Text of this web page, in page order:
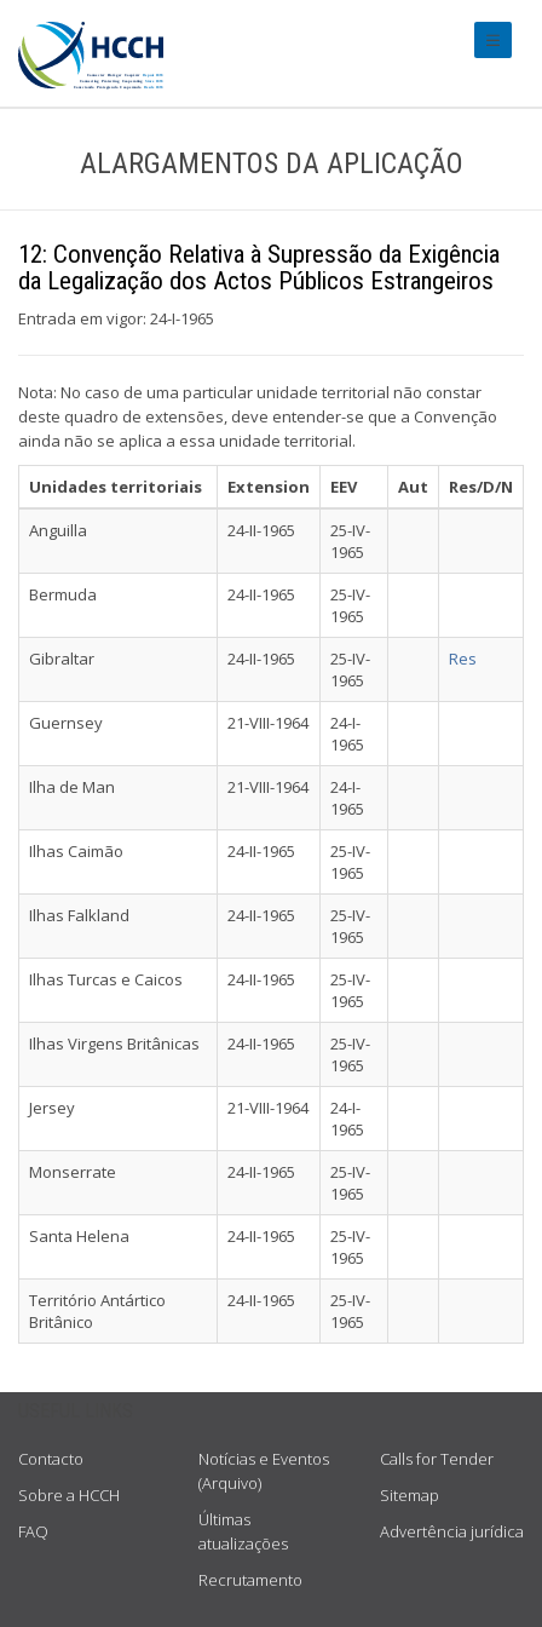
ALARGAMENTOS DA APLICAÇÃO
12: Convenção Relativa à Supressão da Exigência
da Legalização dos Actos Públicos Estrangeiros
Entrada em vigor: 24-I-1965
Nota: No caso de uma particular unidade territorial não constar
deste quadro de extensões, deve entender-se que a Convenção
ainda não se aplica a essa unidade territorial.
Unidades territoriais Extension EEV Aut
Res/D/N
Anguilla
24-II-1965
25-IV-
1965
Bermuda
24-II-1965
25-IV-
1965
Gibraltar
24-II-1965
25-IV-
1965
Res
Guernsey 21-VIII-1964
24-I-
1965
Ilha de Man
21-VIII-1964
24-I-
1965
Ilhas Caimão
24-II-1965
25-IV-
1965
Ilhas Falkland
24-II-1965
25-IV-
1965
Ilhas Turcas e Caicos
24-II-1965
25-IV-
1965
Ilhas Virgens Britânicas
24-II-1965
25-IV-
1965
Jersey
21-VIII-1964
24-I-
1965
Monserrate
24-II-1965
25-IV-
1965
Santa Helena
24-II-1965
25-IV-
1965
Território Antártico
Britânico
24-II-1965
25-IV-
1965
Contacto
Sobre a HCCH
FAQ
Notícias e Eventos
(Arquivo)
Últimas
atualizações
Recrutamento
Calls for Tender
Sitemap
Advertência jurídica